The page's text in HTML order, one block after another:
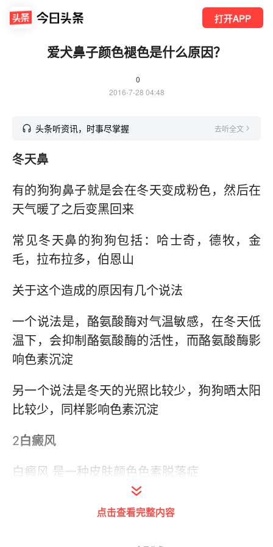
打开APP
爱犬鼻子颜色褪色是什么原因？
0
2016-7-28 04:48
头条听资讯，时事尽掌握 去听全文
冬天鼻
有的狗狗鼻子就是会在冬天变成粉色，然后在
天气暖了之后变黑回来
常见冬天鼻的狗狗包括：哈士奇，德牧，金
毛，拉布拉多，伯恩山
关于这个造成的原因有几个说法
一个说法是，酪氨酸酶对气温敏感，在冬天低
温下，会抑制酪氨酸酶的活性，而酪氨酸酶影
响色素沉淀
另一个说法是冬天的光照比较少，狗狗晒太阳
比较少，同样影响色素沉淀
2白癜风
白癜风 是一种皮肤颜色色素脱落症
如果狗狗身上不止是鼻子，身上也有一块块的
白色，可能就是得了白癜风。
点击查看完整内容